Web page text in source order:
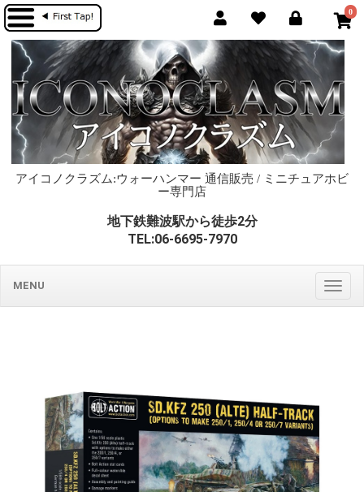
0
アイコノクラズム:ウォーハンマー 通信販売 / ミニチュアホビ
ー専門店
地下鉄難波駅から徒歩2分
TEL:06-6695-7970
MENU